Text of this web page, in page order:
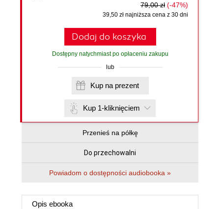
79,00 zł (-47%)
39,50 zł najniższa cena z 30 dni
Dodaj do koszyka
Dostępny natychmiast po opłaceniu zakupu
lub
Kup na prezent
Kup 1-kliknięciem
Przenieś na półkę
Do przechowalni
Powiadom o dostępności audiobooka »
Opis ebooka